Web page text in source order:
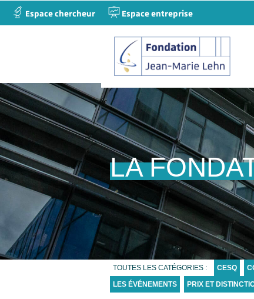
Espace chercheur Espace entreprise
LA
TOUTES LES CATÉGORIES : CESQ
LES ÉVÉNEMENTS
PRIX ET